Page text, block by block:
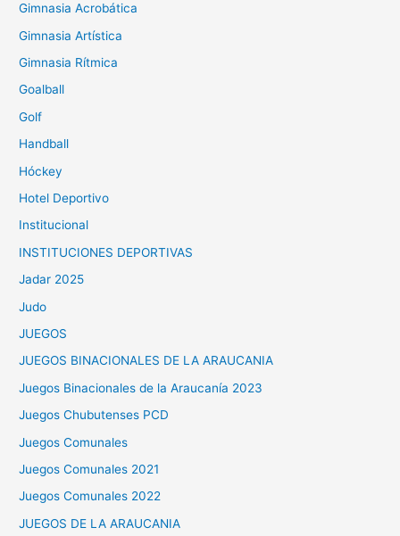
Gimnasia Acrobática
Gimnasia Artística
Gimnasia Rítmica
Goalball
Golf
Handball
Hóckey
Hotel Deportivo
Institucional
INSTITUCIONES DEPORTIVAS
Jadar 2025
Judo
JUEGOS
JUEGOS BINACIONALES DE LA ARAUCANIA
Juegos Binacionales de la Araucanía 2023
Juegos Chubutenses PCD
Juegos Comunales
Juegos Comunales 2021
Juegos Comunales 2022
JUEGOS DE LA ARAUCANIA